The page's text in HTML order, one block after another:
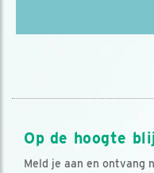
Op de hoogte
Meld je aan en ontvang